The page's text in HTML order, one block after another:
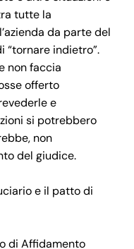
tutte la
da parte del
indietro”.
non faccia
offerto
e
si potrebbero
non
del giudice.
e il patto di
di Affidamento